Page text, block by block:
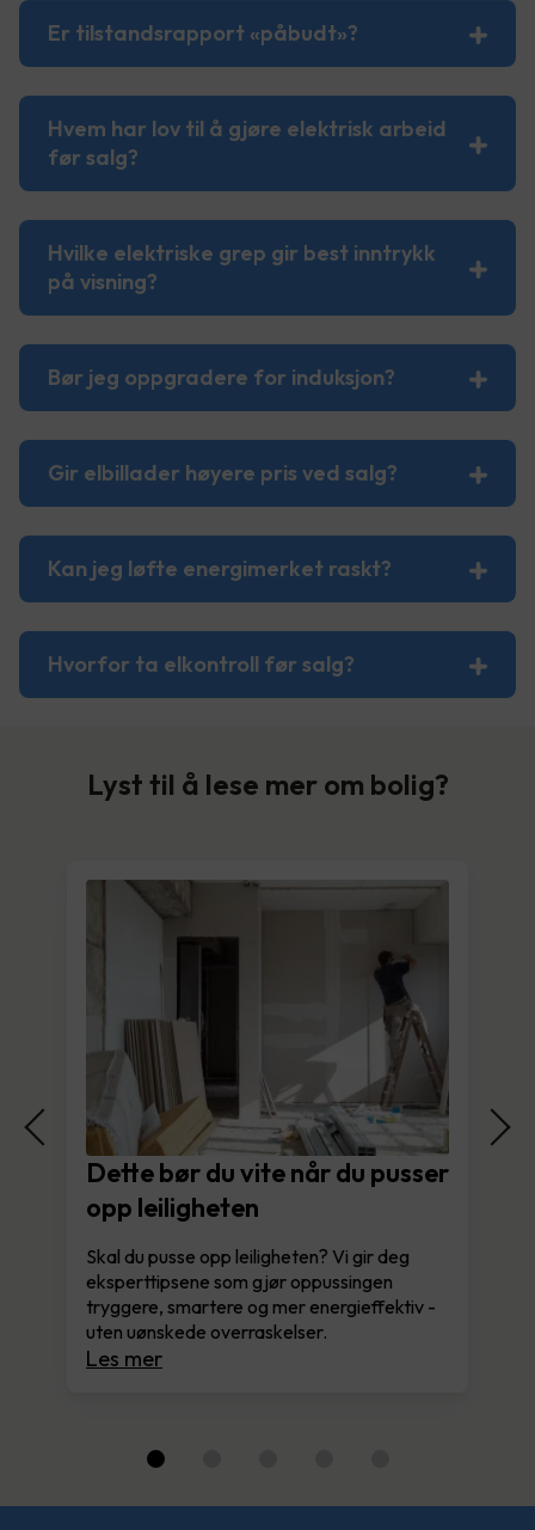
Er tilstandsrapport «påbudt»?
Hvem har lov til å gjøre elektrisk arbeid
før salg?
Hvilke elektriske grep gir best inntrykk
på visning?
Bør jeg oppgradere for induksjon?
Gir elbillader høyere pris ved salg?
Kan jeg løfte energimerket raskt?
Hvorfor ta elkontroll før salg?
Lyst til å lese mer om bolig?
Dette bør du vite når du pusser
opp leiligheten
Skal du pusse opp leiligheten? Vi gir deg
eksperttipsene som gjør oppussingen
tryggere, smartere og mer energieffektiv -
uten uønskede overraskelser.
Les mer